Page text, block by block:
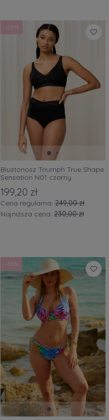
Biustonosz Triumph True Shape
Sensation N01 czarny
199,20 zł
Cena regularna: 249,00 zł
Najniższa cena: 230,00 zł
-20%
-35%